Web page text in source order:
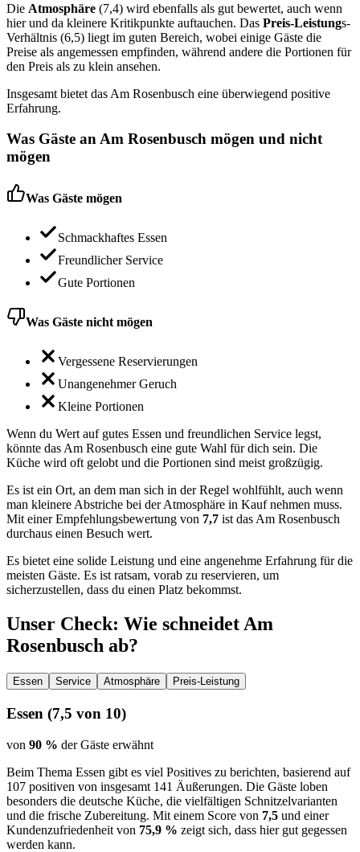
Die Atmosphäre (7,4) wird ebenfalls als gut bewertet, auch wenn
hier und da kleinere Kritikpunkte auftauchen. Das Preis-Leistungs-
Verhältnis (6,5) liegt im guten Bereich, wobei einige Gäste die
Preise als angemessen empfinden, während andere die Portionen für
den Preis als zu klein ansehen.
Insgesamt bietet das Am Rosenbusch eine überwiegend positive
Erfahrung.
Was Gäste anAm Rosenbusch mögen und nicht
mögen
Was Gäste mögen
Schmackhaftes Essen
Freundlicher Service
Gute Portionen
Was Gäste nicht mögen
Vergessene Reservierungen
Unangenehmer Geruch
Kleine Portionen
Wenn du Wert auf gutes Essen und freundlichen Service legst,
könnte das Am Rosenbusch eine gute Wahl für dich sein. Die
Küche wird oft gelobt und die Portionen sind meist großzügig.
Es ist ein Ort, an dem man sich in der Regel wohlfühlt, auch wenn
man kleinere Abstriche bei der Atmosphäre in Kauf nehmen muss.
Mit einer Empfehlungsbewertung von 7,7 ist das Am Rosenbusch
durchaus einen Besuch wert.
Es bietet eine solide Leistung und eine angenehme Erfahrung für die
meisten Gäste. Es ist ratsam, vorab zu reservieren, um
sicherzustellen, dass du einen Platz bekommst.
Unser Check: Wie schneidetAm
Rosenbusch ab?
Essen Service Atmosphäre Preis-Leistung
Essen (7,5 von 10)
von 90 % der Gäste erwähnt
Beim Thema Essen gibt es viel Positives zu berichten, basierend auf
107 positiven von insgesamt 141 Äußerungen. Die Gäste loben
besonders die deutsche Küche, die vielfältigen Schnitzelvarianten
und die frische Zubereitung. Mit einem Score von 7,5 und einer
Kundenzufriedenheit von 75,9 % zeigt sich, dass hier gut gegessen
werden kann.